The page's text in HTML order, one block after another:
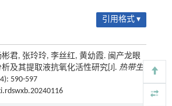
引用格式 ▾
君, 张玲玲, 李丝红, 黄幼霞. 闽产龙眼
及其提取液抗氧化活性研究[J]. 热带生
590-597